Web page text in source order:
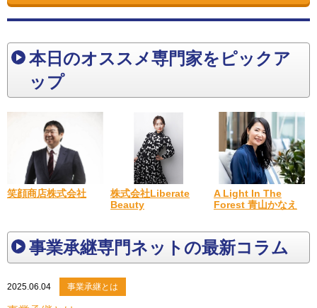
本日のオススメ専門家をピックア
ップ
笑顔商店株式会社
株式会社Liberate
Beauty
A Light In The
Forest 青山かなえ
事業承継専門ネットの最新コラム
2025.06.04 事業承継とは